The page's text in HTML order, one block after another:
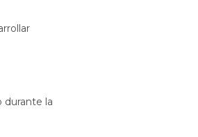
durante la